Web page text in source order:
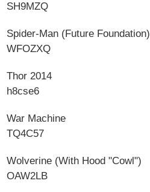
SH9MZQ
Spider-Man (Future Foundation)
WFOZXQ
Thor 2014
h8cse6
War Machine
TQ4C57
Wolverine (With Hood "Cowl")
OAW2LB